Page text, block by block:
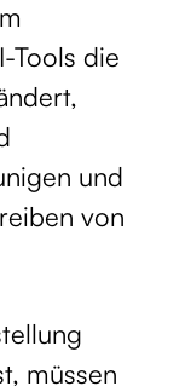
Tools die
und
von
müssen